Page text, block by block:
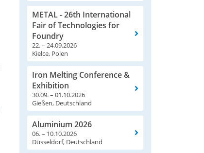
METAL - 26th International
Fair of Technologies for
Foundry
22. – 24.09.2026
Kielce, Polen
Iron Melting Conference &
Exhibition
30.09. – 01.10.2026
Gießen, Deutschland
Aluminium 2026
06. – 10.10.2026
Düsseldorf, Deutschland